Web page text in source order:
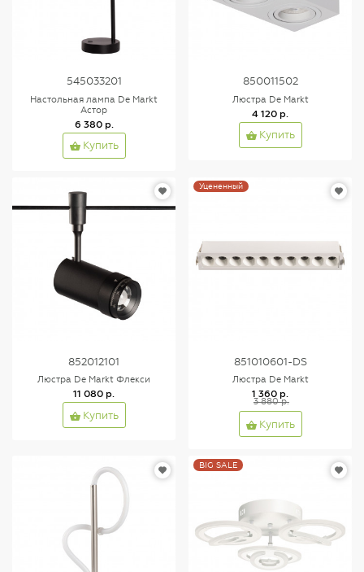
545033201
Настольная лампа De Markt
Астор
6 380 р.
Купить
850011502
Люстра De Markt
4 120 р.
Купить
852012101
Люстра De Markt Флекси
11 080 р.
Купить
Уцененный
851010601-DS
Люстра De Markt
1 360 р.
3 880 р.
Купить
BIG SALE